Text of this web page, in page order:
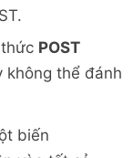
POST
không thể đánh
biến